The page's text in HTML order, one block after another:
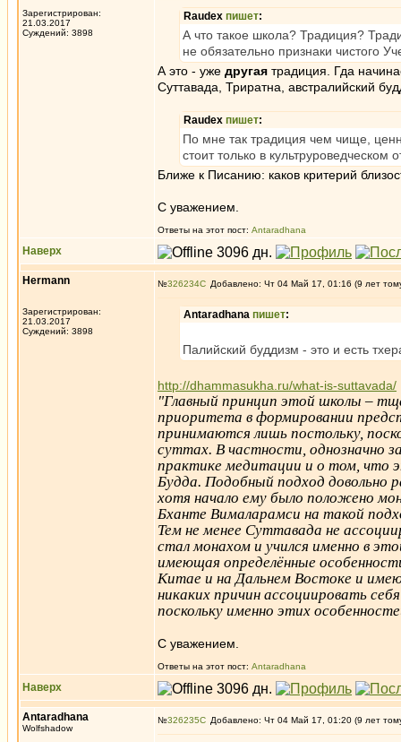
Зарегистрирован:
21.03.2017
Суждений: 3898
Raudex пишет:
А что такое школа? Традиция?
не обязательно признаки чистого
А это - уже другая традиция. Гда
Суттавада, Триратна, австралийский
Raudex пишет:
По мне так традиция чем чище,
стоит только в культруроведческом
Ближе к Писанию: каков критерий
С уважением.
Ответы на этот пост: Antaradhana
Наверх
Hermann
Зарегистрирован:
21.03.2017
Суждений: 3898
№326234 Добавлено: Чт 04 Май 17, 01:16 (9 лет
Antaradhana пишет:
Палийский буддизм - это и есть
http://dhammasukha.ru/what-is-suttavada/
"Главный принцип этой школы –
приоритета в формировании
принимаются лишь постольку,
суттах. В частности, однозначно
практике медитации и о том, что
Будда. Подобный подход довольно
хотя начало ему было положено
Бханте Вималарамси на такой
Тем не менее Суттавада не
стал монахом и учился именно в
имеющая определённые
Китае и на Дальнем Востоке и
никаких причин ассоциировать
поскольку именно этих
С уважением.
Ответы на этот пост: Antaradhana
Наверх
Antaradhana
Wolfshadow
№326235 Добавлено: Чт 04 Май 17, 01:20 (9 лет